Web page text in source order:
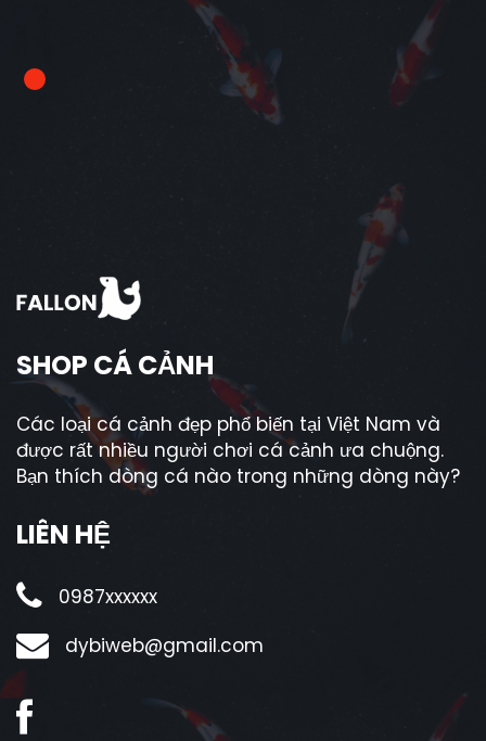
SHOP CÁ CẢNH
Các loại cá cảnh đẹp phổ biến tại Việt Nam và
được rất nhiều người chơi cá cảnh ưa chuộng.
Bạn thích dòng cá nào trong những dòng này?
LIÊN HỆ
0987xxxxxx
dybiweb@gmail.com